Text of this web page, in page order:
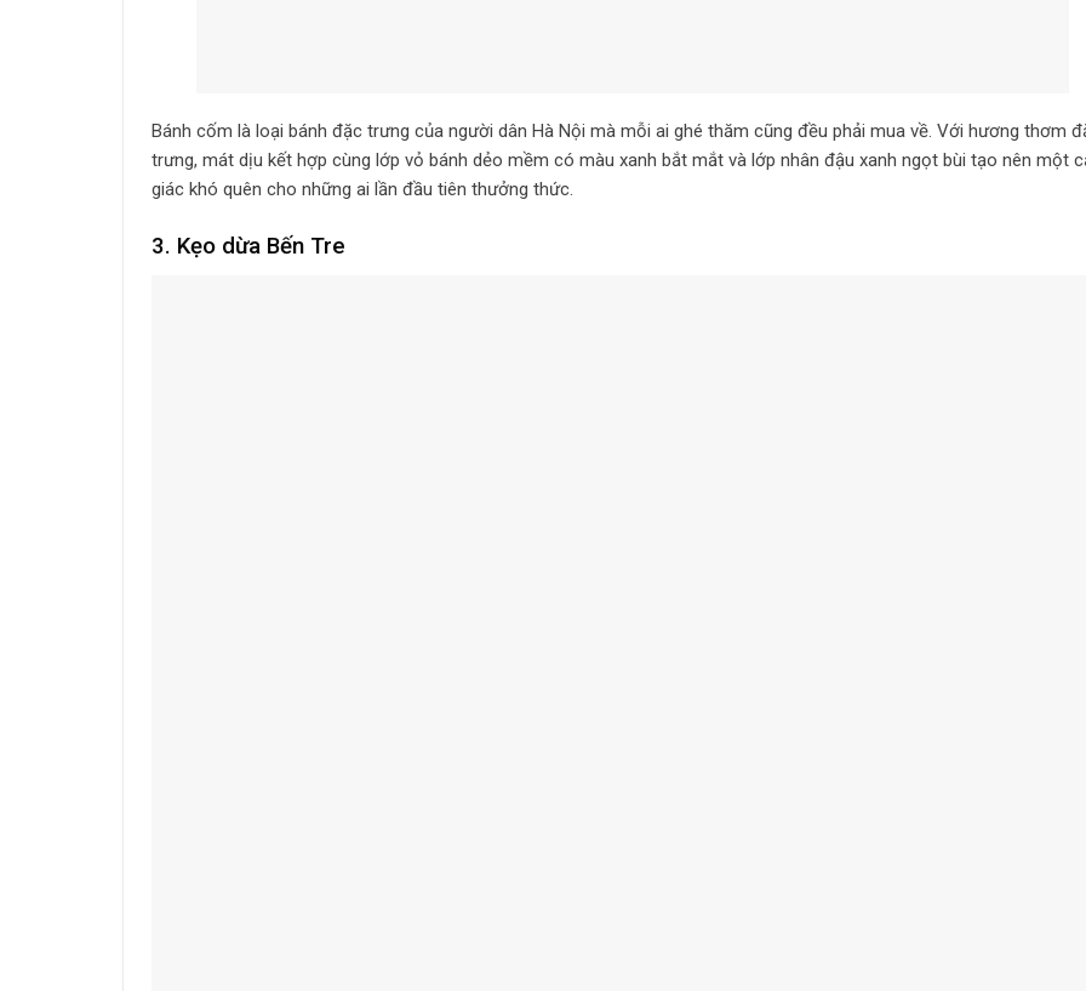
Bánh cốm là loại bánh đặc trưng của người dân Hà Nội mà mỗi ai ghé thăm cũng đều phải mua về. Với hương thơm
trưng, mát dịu kết hợp cùng lớp vỏ bánh dẻo mềm có màu xanh bắt mắt và lớp nhân đậu xanh ngọt bùi tạo nên một
giác khó quên cho những ai lần đầu tiên thưởng thức.
3. Kẹo dừa Bến Tre